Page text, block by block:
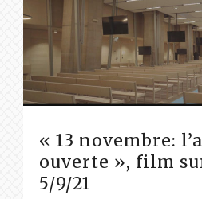
« 13 novembre:
ouverte », film
5/9/21